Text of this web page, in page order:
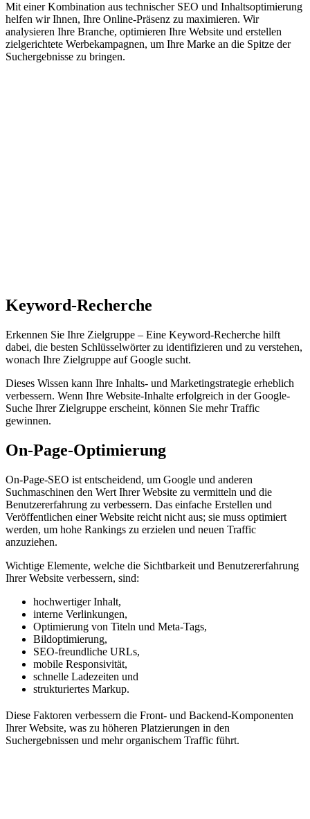
Mit einer Kombination aus technischer SEO und Inhaltsoptimierung
helfen wir Ihnen, Ihre Online-Präsenz zu maximieren. Wir
analysieren Ihre Branche, optimieren Ihre Website und erstellen
zielgerichtete Werbekampagnen, um Ihre Marke an die Spitze der
Suchergebnisse zu bringen.
Keyword-Recherche
Erkennen Sie Ihre Zielgruppe – Eine Keyword-Recherche hilft
dabei, die besten Schlüsselwörter zu identifizieren und zu verstehen,
wonach Ihre Zielgruppe auf Google sucht.
Dieses Wissen kann Ihre Inhalts- und Marketingstrategie erheblich
verbessern. Wenn Ihre Website-Inhalte erfolgreich in der Google-
Suche Ihrer Zielgruppe erscheint, können Sie mehr Traffic
gewinnen.
On-Page-Optimierung
On-Page-SEO ist entscheidend, um Google und anderen
Suchmaschinen den Wert Ihrer Website zu vermitteln und die
Benutzererfahrung zu verbessern. Das einfache Erstellen und
Veröffentlichen einer Website reicht nicht aus; sie muss optimiert
werden, um hohe Rankings zu erzielen und neuen Traffic
anzuziehen.
Wichtige Elemente, welche die Sichtbarkeit und Benutzererfahrung
Ihrer Website verbessern, sind:
hochwertiger Inhalt,
interne Verlinkungen,
Optimierung von Titeln und Meta-Tags,
Bildoptimierung,
SEO-freundliche URLs,
mobile Responsivität,
schnelle Ladezeiten und
strukturiertes Markup.
Diese Faktoren verbessern die Front- und Backend-Komponenten
Ihrer Website, was zu höheren Platzierungen in den
Suchergebnissen und mehr organischem Traffic führt.